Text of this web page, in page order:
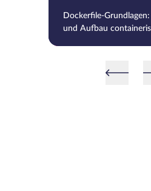
Dockerfile-
und Aufbau